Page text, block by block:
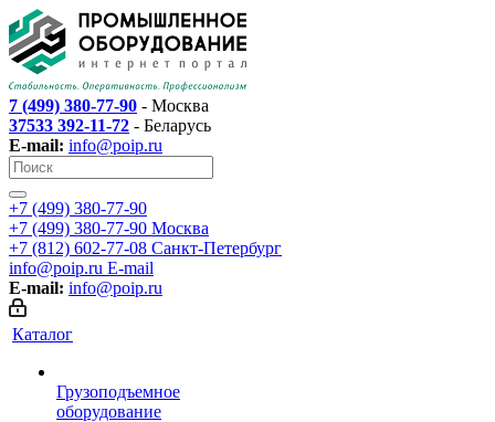
7 (499) 380-77-90 - Москва
37533 392-11-72 - Беларусь
E-mail: info@poip.ru
+7 (499) 380-77-90
+7 (499) 380-77-90 Москва
+7 (812) 602-77-08 Санкт-Петербург
info@poip.ru E-mail
E-mail: info@poip.ru
Каталог
Грузоподъемное
оборудование